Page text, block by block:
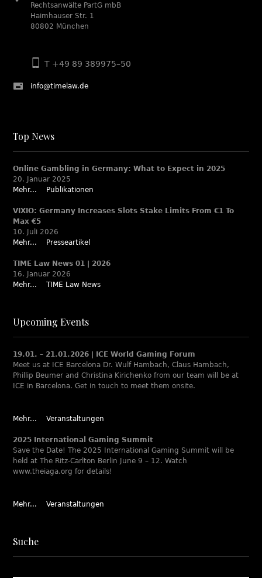
Rechtsanwälte PartG mbB
Haimhauser Str. 1
80802 München
T +49 89 389975–50
info@timelaw.de
Top News
Online Gambling in Germany: What to Expect in 2025
20. Januar 2025
Mehr...
Publikationen
VIXIO: Germany Increases Slots Stake Limits From €1 To
Max €5
10. Juli 2026
Mehr...
Presseartikel
TIME Law News 01 | 2026
16. Januar 2026
Mehr...
TIME Law News
Upcoming Events
19.01. – 21.01.2026 | ICE World Gaming Forum
Meet us at ICE Barcelona Dr. Wulf Hambach, Claus Hambach,
Phillip Beumer and Christina Kirichenko from our team will be at
ICE in Barcelona. Get in touch to meet them onsite.
Mehr... Veranstaltungen
2025 International Gaming Summit
Save the Date! The 2025 International Gaming Summit will be
held at The Ritz-Carlton Berlin June 9 – 12. Watch
www.theiaga.org for details!
Mehr... Veranstaltungen
Suche